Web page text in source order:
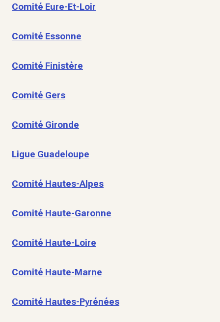
Comité Eure-Et-Loir
Comité Essonne
Comité Finistère
Comité Gers
Comité Gironde
Ligue Guadeloupe
Comité Hautes-Alpes
Comité Haute-Garonne
Comité Haute-Loire
Comité Haute-Marne
Comité Hautes-Pyrénées